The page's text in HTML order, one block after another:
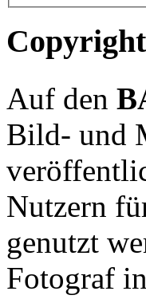
Auf den
Bild- und
Nutzern
genutzt
Fotograf